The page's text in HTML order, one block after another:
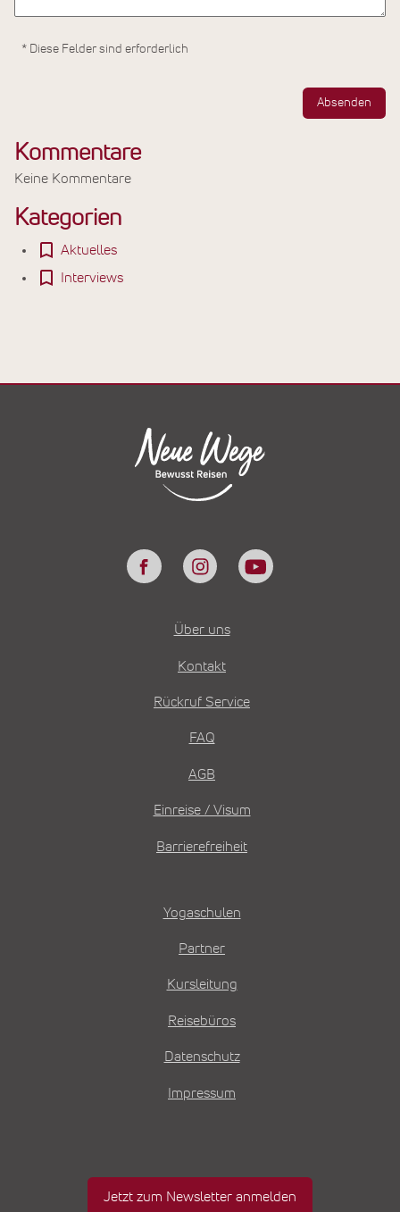
* Diese Felder sind erforderlich
Absenden
Kommentare
Keine Kommentare
Kategorien
Aktuelles
Interviews
Über uns
Kontakt
Rückruf Service
FAQ
AGB
Einreise / Visum
Barrierefreiheit
Yogaschulen
Partner
Kursleitung
Reisebüros
Datenschutz
Impressum
Jetzt zum Newsletter anmelden